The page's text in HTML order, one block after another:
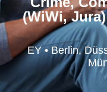
Höre in die EY-
EY
der
(WiWi,
EY • Berlin,